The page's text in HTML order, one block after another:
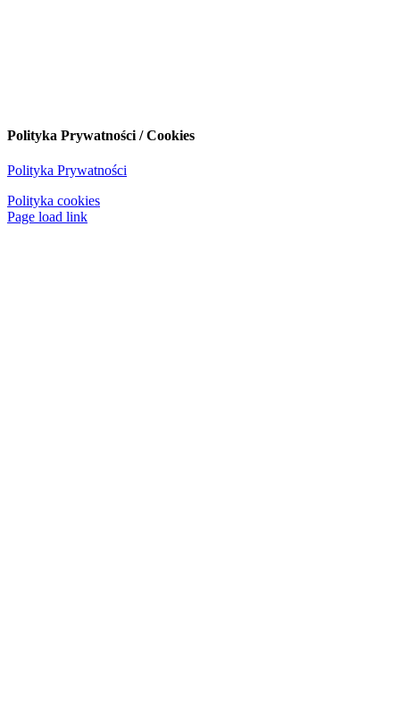
Polityka Prywatności / Cookies
Polityka Prywatności
Polityka cookies
Page load link